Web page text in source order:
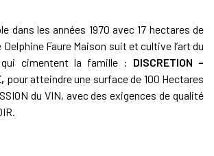
dans les années 1970 avec 17 hectares de
Faure Maison suit et cultive l’art du
cimentent la famille : DISCRETION –
pour atteindre une surface de 100 Hectares
du VIN, avec des exigences de qualité